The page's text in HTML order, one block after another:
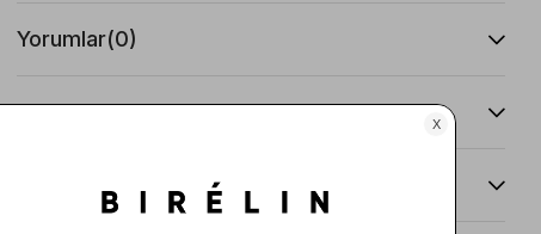
Yorumlar(0)
Taksit Seçenekleri